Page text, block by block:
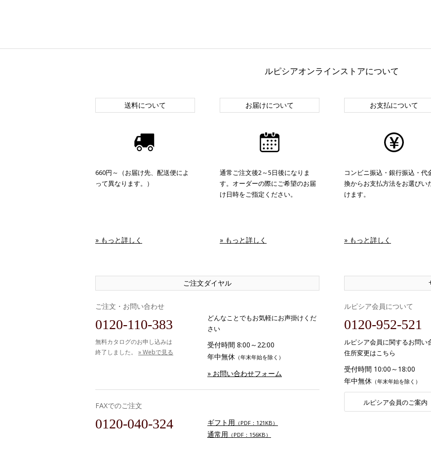
ルピシアオンラインストアについて
送料について
660円～（お届け先、配送便によ
って異なります。）
» もっと詳しく
お届けについて
通常ご注文後2～5日後になりま
す。オーダーの際にご希望のお届
け日時をご指定ください。
» もっと詳しく
お支払について
コンビニ振込・銀行振込・代
換からお支払方法をお選びい
けます。
» もっと詳しく
ご注文ダイヤル
ご注文・お問い合わせ
0120-110-383
無料カタログのお申し込みは
終了しました。 » Webで見る
どんなことでもお気軽にお声掛けくだ
さい
受付時間 8:00～22:00
年中無休 （年末年始を除く）
» お問い合わせフォーム
FAXでのご注文
0120-040-324 ギフト用 （PDF：121KB）
通常用 （PDF：156KB）
ルピシア会員について
0120-952-521
ルピシア会員に関するお問い
住所変更はこちら
受付時間 10:00～18:00
年中無休 （年末年始を除く）
ルピシア会員のご案内